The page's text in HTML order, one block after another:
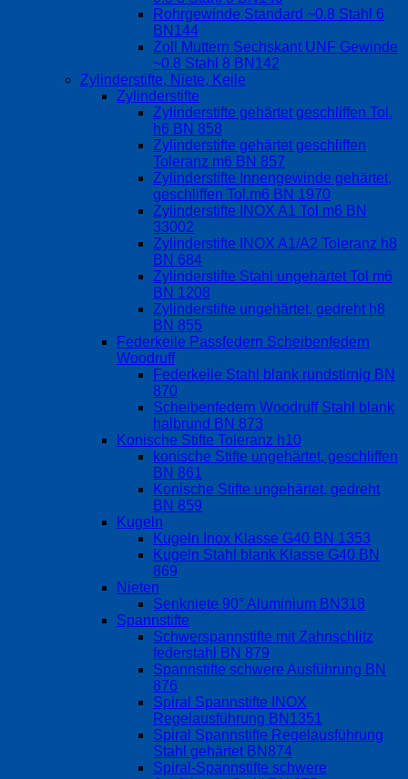
Rohrgewinde Standard ~0.8 Stahl 6
BN144
Zoll Muttern Sechskant UNF Gewinde
~0.8 Stahl 8 BN142
Zylinderstifte, Niete, Keile
Zylinderstifte
Zylinderstifte gehärtet geschliffen Tol.
h6 BN 858
Zylinderstifte gehärtet geschliffen
Toleranz m6 BN 857
Zylinderstifte Innengewinde gehärtet,
geschliffen Tol.m6 BN 1970
Zylinderstifte INOX A1 Tol m6 BN
33002
Zylinderstifte INOX A1/A2 Toleranz h8
BN 684
Zylinderstifte Stahl ungehärtet Tol m6
BN 1208
Zylinderstifte ungehärtet, gedreht h8
BN 855
Federkeile Passfedern Scheibenfedern
Woodruff
Federkeile Stahl blank rundstirnig BN
870
Scheibenfedern Woodruff Stahl blank
halbrund BN 873
Konische Stifte Toleranz h10
konische Stifte ungehärtet, geschliffen
BN 861
Konische Stifte ungehärtet, gedreht
BN 859
Kugeln
Kugeln Inox Klasse G40 BN 1353
Kugeln Stahl blank Klasse G40 BN
869
Nieten
Senkniete 90° Aluminium BN318
Spannstifte
Schwerspannstifte mit Zahnschlitz
federstahl BN 879
Spannstifte schwere Ausführung BN
876
Spiral Spannstifte INOX
Regelausführung BN1351
Spiral Spannstifte Regelausführung
Stahl gehärtet BN874
Spiral-Spannstifte schwere